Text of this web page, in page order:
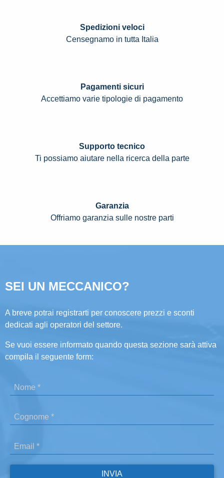
Spedizioni veloci
Censegnamo in tutta Italia
Pagamenti sicuri
Accettiamo varie tipologie di pagamento
Supporto tecnico
Ti possiamo aiutare nella ricerca della parte
Garanzia
Offriamo garanzia sulle nostre parti
SEI UN MECCANICO?
A breve potrai registrarti per conoscere prezzi e sconti
dedicati agli operatori del settore.
Se vuoi essere informato quando questa sezione sarà attiva
compila il seguente form: